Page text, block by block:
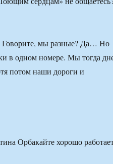
Говорите, мы разные? Да… Но
в одном номере. Мы тогда
потом наши дороги и
Орбакайте хорошо